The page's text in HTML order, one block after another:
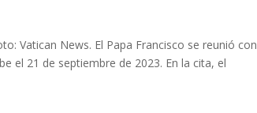
Vatican News. El Papa Francisco se reunió con
el 21 de septiembre de 2023. En la cita, el